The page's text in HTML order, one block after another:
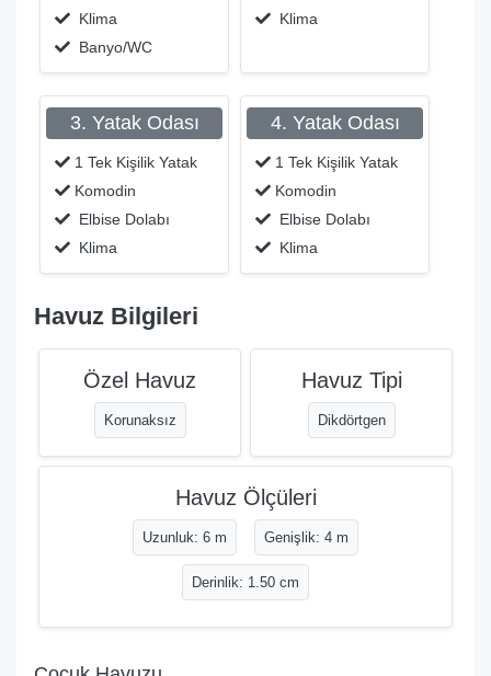
Klima
Banyo/WC
Klima
3. Yatak Odası
1 Tek Kişilik Yatak
Komodin
Elbise Dolabı
Klima
4. Yatak Odası
1 Tek Kişilik Yatak
Komodin
Elbise Dolabı
Klima
Havuz Bilgileri
Özel Havuz
Korunaksız
Havuz Tipi
Dikdörtgen
Havuz Ölçüleri
Uzunluk: 6 m Genişlik: 4 m
Derinlik: 1.50 cm